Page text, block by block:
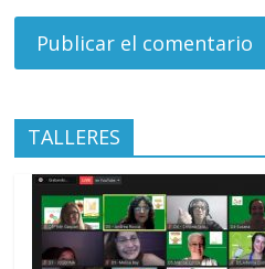
TALLERES